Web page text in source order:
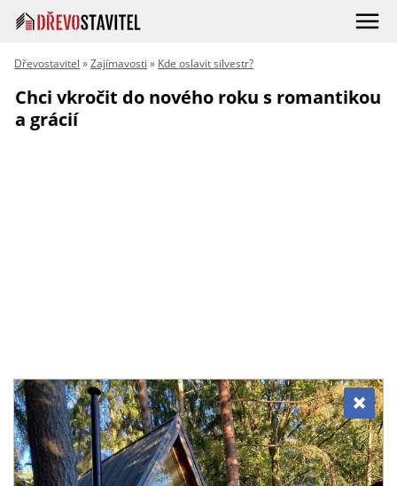
Dřevostavitel »Zajímavosti » Kde oslavit silvestr?
Chci vkročit do nového roku s romantikou
a grácií